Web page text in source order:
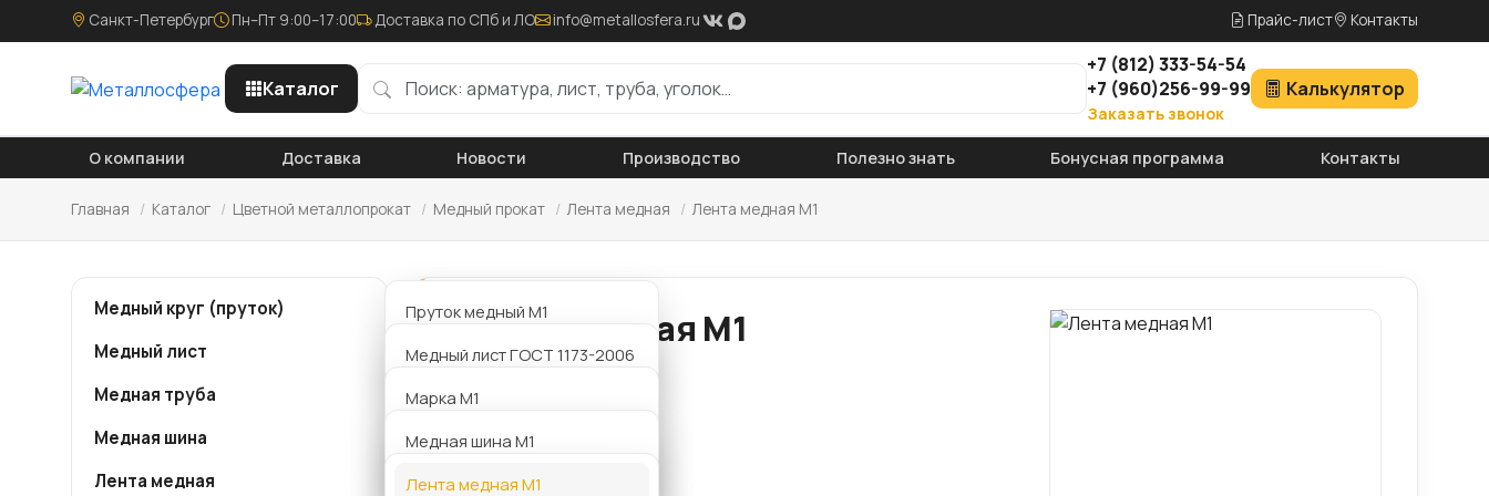
Санкт-Петербург Пн–Пт 9:00–17:00 Доставка по СПб и ЛО info@metallosfera.ru Прайс-лист Контакты
Каталог
+7 (812)333-54-54
+7 (960)256-99-99
Заказать звонок
Калькулятор
О компании Доставка Новости Производство Полезно знать Бонусная программа Контакты
Главная / Каталог / Цветной металлопрокат / Медный прокат / Лента медная / Лента медная М1
Медный круг (пруток)
Пруток медный М1
Толщина 5 мм
Толщина 6 мм
Толщина 7 мм
Толщина 8 мм
Медный лист Медный лист ГОСТ 1173-2006
Медная труба
Марка M1
Марка М2м
Марка M3
Медная шина Медная шина М1
Лента медная Лента медная М1
Лента медная М1